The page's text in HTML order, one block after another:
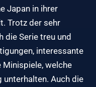
Japan in ihrer
Trotz der sehr
die Serie treu und
interessante
Minispiele, welche
unterhalten. Auch die